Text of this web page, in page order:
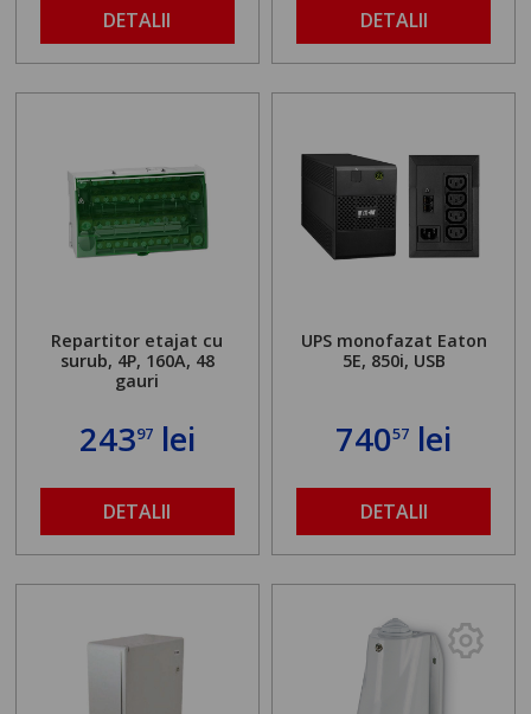
DETALII DETALII
Repartitor etajat cu
surub, 4P, 160A, 48
gauri
24397lei
DETALII
UPS monofazat Eaton
5E, 850i, USB
74057 lei
DETALII